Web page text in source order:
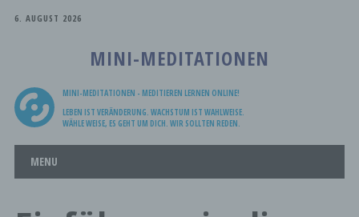
6. AUGUST 2026
MINI-MEDITATIONEN
MINI-MEDITATIONEN - MEDITIEREN LERNEN ONLINE!
LEBEN IST VERÄNDERUNG. WACHSTUM IST WAHLWEISE.
WÄHLE WEISE, ES GEHT UM DICH. WIR SOLLTEN REDEN.
Main menu
MENU